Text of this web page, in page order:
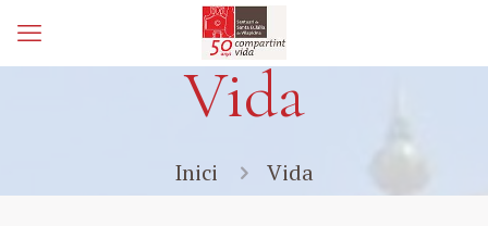
Vida
Inici Vida